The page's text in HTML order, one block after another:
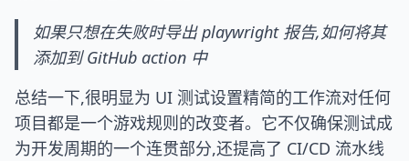
如果只想在失败时导出 playwright 报告,如何将其
添加到 GitHub action 中
总结一下,很明显为 UI 测试设置精简的工作流对任何
项目都是一个游戏规则的改变者。它不仅确保测试成
为开发周期的一个连贯部分,还提高了 CI/CD 流水线